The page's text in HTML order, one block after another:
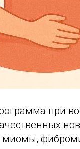
при
миомы,